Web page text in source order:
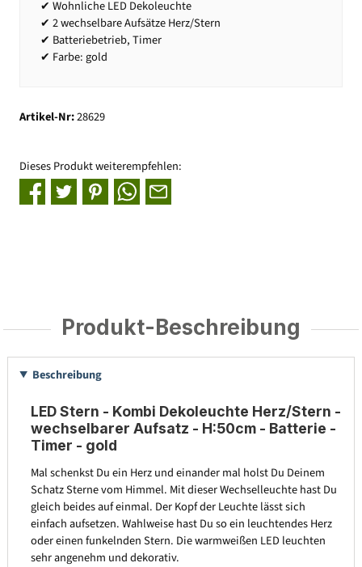
✔ Wohnliche LED Dekoleuchte
✔ 2 wechselbare Aufsätze Herz/Stern
✔ Batteriebetrieb, Timer
✔ Farbe: gold
Artikel-Nr:28629
Dieses Produkt weiterempfehlen:
Produkt-Beschreibung
Beschreibung
LED Stern - Kombi Dekoleuchte Herz/Stern -
wechselbarer Aufsatz - H:50cm - Batterie -
Timer - gold
Mal schenkst Du ein Herz und einander mal holst Du Deinem
Schatz Sterne vom Himmel. Mit dieser Wechselleuchte hast Du
gleich beides auf einmal. Der Kopf der Leuchte lässt sich
einfach aufsetzen. Wahlweise hast Du so ein leuchtendes Herz
oder einen funkelnden Stern. Die warmweißen LED leuchten
sehr angenehm und dekorativ.